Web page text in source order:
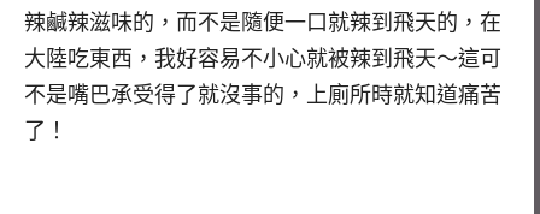
辣鹹辣滋味的，而不是隨便一口就辣到飛天的，在
大陸吃東西，我好容易不小心就被辣到飛天～這可
不是嘴巴承受得了就沒事的，上廁所時就知道痛苦
了！